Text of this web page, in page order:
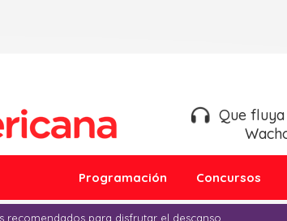
Que
Programación Concursos
recomendados para disfrutar el descanso